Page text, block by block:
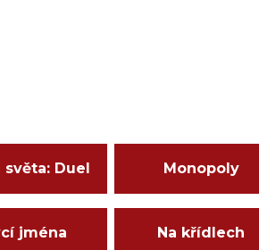
světa: Duel Monopoly
jména Na křídlech